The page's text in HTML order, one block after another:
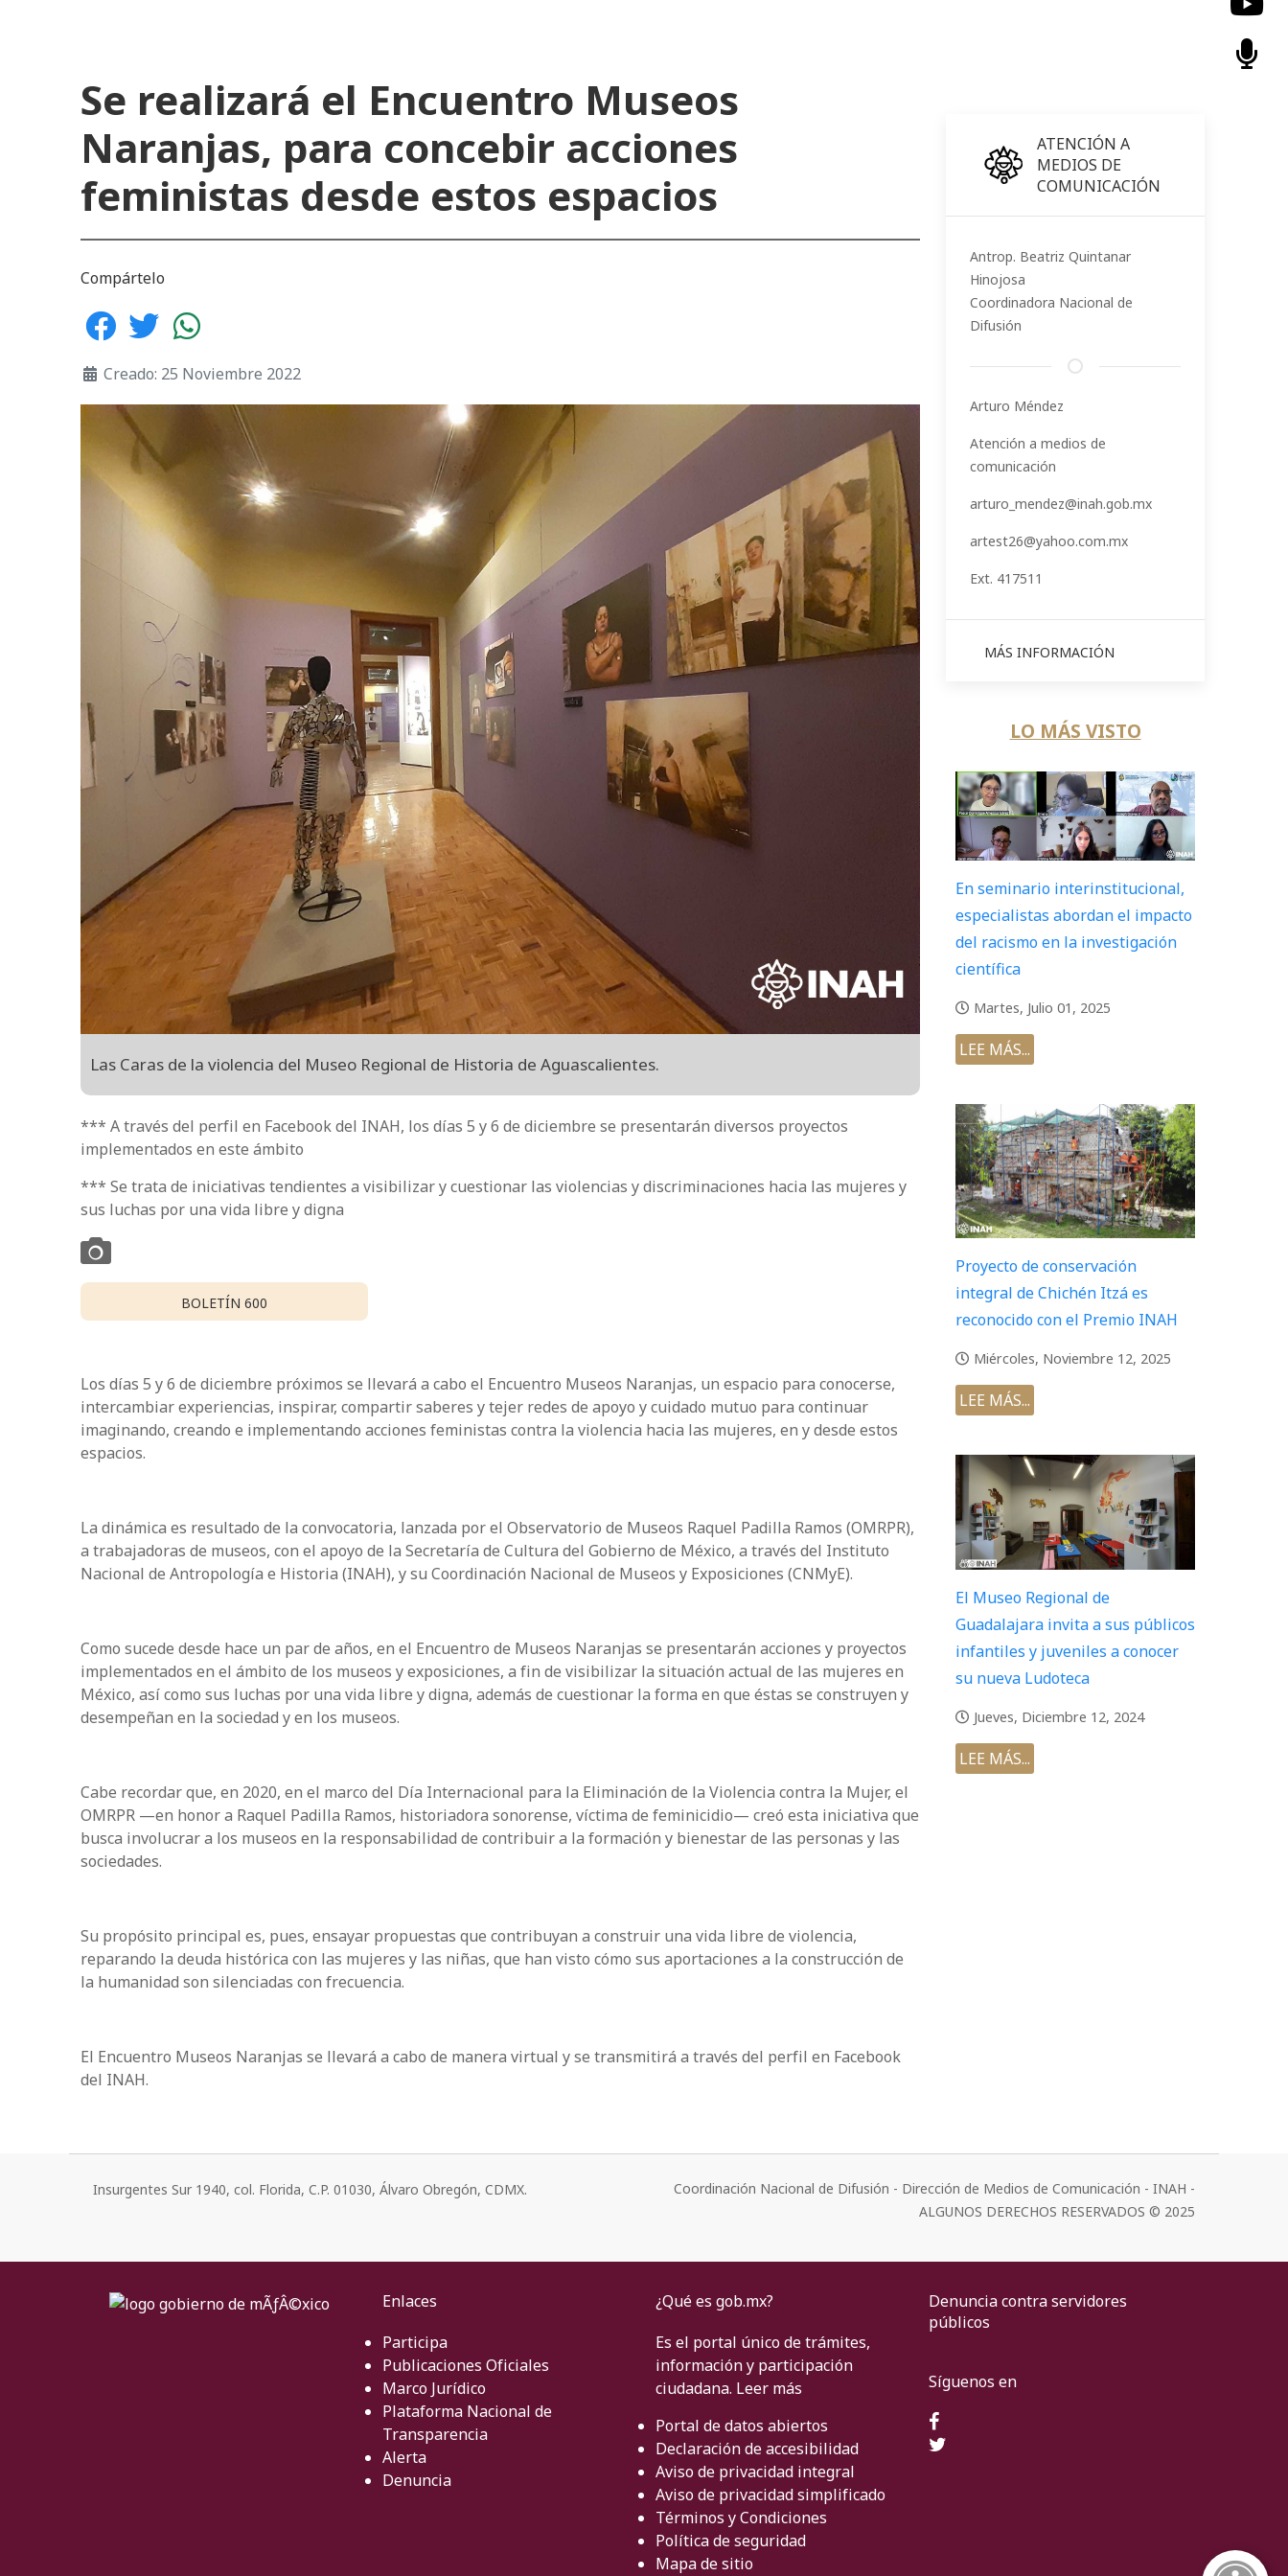
Se realizará el Encuentro Museos
Naranjas, para concebir acciones
feministas desde estos espacios
Compártelo
Creado: 25 Noviembre 2022
Las Caras de la violencia del Museo Regional de Historia de Aguascalientes.
*** A través del perfil en Facebook del INAH, los días 5 y 6 de diciembre se presentarán diversos proyectos
implementados en este ámbito
*** Se trata de iniciativas tendientes a visibilizar y cuestionar las violencias y discriminaciones hacia las mujeres y
sus luchas por una vida libre y digna
BOLETÍN 600
Los días 5 y 6 de diciembre próximos se llevará a cabo el Encuentro Museos Naranjas, un espacio para conocerse,
intercambiar experiencias, inspirar, compartir saberes y tejer redes de apoyo y cuidado mutuo para continuar
imaginando, creando e implementando acciones feministas contra la violencia hacia las mujeres, en y desde estos
espacios.
La dinámica es resultado de la convocatoria, lanzada por el Observatorio de Museos Raquel Padilla Ramos (OMRPR),
a trabajadoras de museos, con el apoyo de la Secretaría de Cultura del Gobierno de México, a través del Instituto
Nacional de Antropología e Historia (INAH), y su Coordinación Nacional de Museos y Exposiciones (CNMyE).
Como sucede desde hace un par de años, en el Encuentro de Museos Naranjas se presentarán acciones y proyectos
implementados en el ámbito de los museos y exposiciones, a fin de visibilizar la situación actual de las mujeres en
México, así como sus luchas por una vida libre y digna, además de cuestionar la forma en que éstas se construyen y
desempeñan en la sociedad y en los museos.
Cabe recordar que, en 2020, en el marco del Día Internacional para la Eliminación de la Violencia contra la Mujer, el
OMRPR —en honor a Raquel Padilla Ramos, historiadora sonorense, víctima de feminicidio— creó esta iniciativa que
busca involucrar a los museos en la responsabilidad de contribuir a la formación y bienestar de las personas y las
sociedades.
Su propósito principal es, pues, ensayar propuestas que contribuyan a construir una vida libre de violencia,
reparando la deuda histórica con las mujeres y las niñas, que han visto cómo sus aportaciones a la construcción de
la humanidad son silenciadas con frecuencia.
El Encuentro Museos Naranjas se llevará a cabo de manera virtual y se transmitirá a través del perfil en Facebook
del INAH.
ATENCIÓN A
MEDIOS DE
COMUNICACIÓN
Antrop. Beatriz Quintanar
Hinojosa
Coordinadora Nacional de
Difusión
Arturo Méndez
Atención a medios de
comunicación
arturo_mendez@inah.gob.mx
artest26@yahoo.com.mx
Ext. 417511
MÁS INFORMACIÓN
LO MÁS VISTO
En seminario interinstitucional,
especialistas abordan el impacto
del racismo en la investigación
científica
Martes, Julio 01, 2025
LEE MÁS...
Proyecto de conservación
integral de Chichén Itzá es
reconocido con el Premio INAH
Miércoles, Noviembre 12, 2025
LEE MÁS...
El Museo Regional de
Guadalajara invita a sus públicos
infantiles y juveniles a conocer
su nueva Ludoteca
Jueves, Diciembre 12, 2024
LEE MÁS...
Insurgentes Sur 1940, col. Florida, C.P. 01030, Álvaro Obregón, CDMX.
Coordinación Nacional de Difusión - Dirección de Medios de Comunicación - INAH -
ALGUNOS DERECHOS RESERVADOS © 2025
Enlaces
Participa
Publicaciones Oficiales
Marco Jurídico
Plataforma Nacional de
Transparencia
Alerta
Denuncia
¿Qué es gob.mx?
Es el portal único de trámites,
información y participación
ciudadana. Leer más
Portal de datos abiertos
Declaración de accesibilidad
Aviso de privacidad integral
Aviso de privacidad simplificado
Términos y Condiciones
Política de seguridad
Mapa de sitio
Denuncia contra servidores
públicos
Síguenos en